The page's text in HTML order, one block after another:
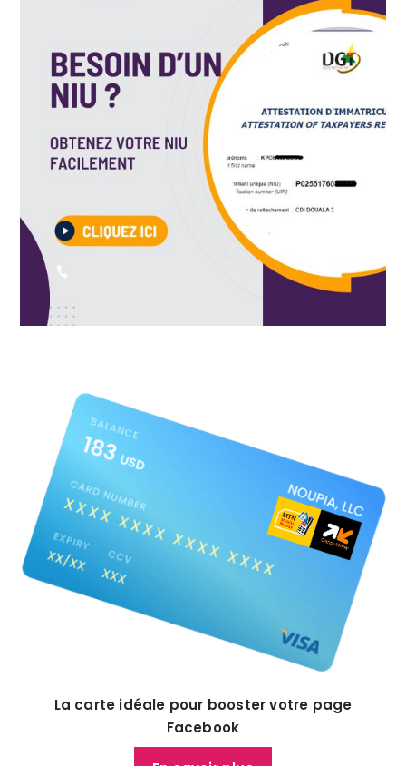
La carte idéale pour booster votre page
Facebook